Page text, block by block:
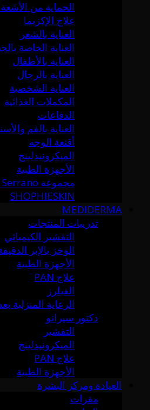
الحماية من
علاج الإكزيما
العناية بالشعر
العناية الخاصة
العناية بالأطفال
العناية بالرجال
العناية الشخصية
المكملات الغذائية
الدفاعات
العناية بالفم
أقنعة الوجه
الميكرونيدلينج
الأجهزة الطبية
مجموعة Dr. Serrano
SHOPHIESKIN
MEDIDERMA
تدريبات المنتجات
التقشير الكيميائي
الوخز بالإبر
الأجهزة الطبية
علاج PAN
الفيلرز
الرعاية المنزلية
دكتور سيرانو
التقشير
الميكرونيدلينج
علاج PAN
الأجهزة الطبية
العيادة ومركز البشرة
مقرات